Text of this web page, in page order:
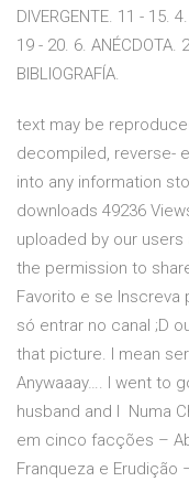
DIVERGENTE. 11 - 15.
19 - 20. 6. ANÉCDOTA.
BIBLIOGRAFÍA.
text may be
decompiled, reverse-
into any information
downloads 49236
uploaded by our
the permission to
Favorito e se Inscreva
só entrar no canal ;D
that picture. I mean
Anywaaay…. I went to
husband and I Numa
em cinco facções –
Franqueza e